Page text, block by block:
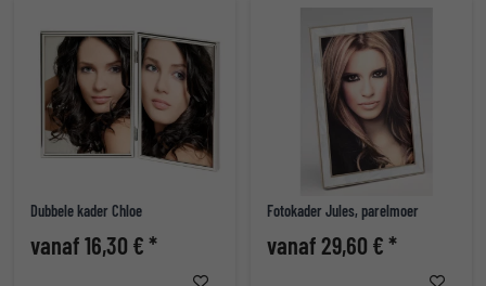
Dubbele kader Chloe
vanaf 16,30 € *
Fotokader Jules, parelmoer
vanaf 29,60 € *